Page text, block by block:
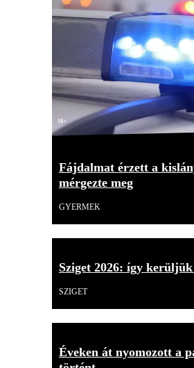
18+
Fájdalmat érzett a
mérgezte meg
GYERMEK
Sziget 2026: így
SZIGET
Éveken át nyomozott a